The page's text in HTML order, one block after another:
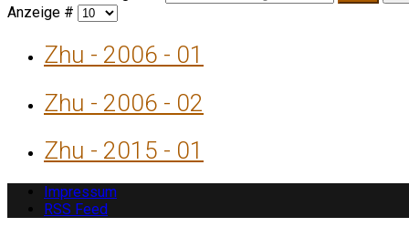
Anzeige #
Zhu - 2006 - 01
Zhu - 2006 - 02
Zhu - 2015 - 01
Impressum
RSS Feed